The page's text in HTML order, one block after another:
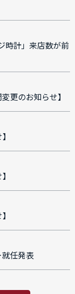
時計」来店数が前
更のお知らせ】
就任発表